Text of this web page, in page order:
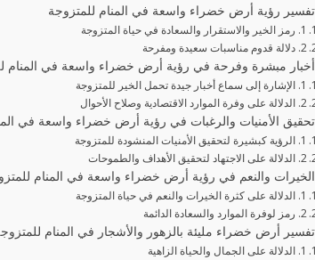
تفسير رؤية أرض خضراء واسعة في المنام للمتزوجة
1. رمز الخير والاستقرار والسعادة في حياة المتزوجة
2. دلالة قدوم مناسبات سعيدة ومفرحة
أخبار مبشرة وفرحة في رؤية أرض خضراء واسعة في المنام
1. الإشارة إلى سماع أخبار جيدة تحمل الخير للمتزوجة
2. الدلالة على وفرة الموارد الاقتصادية وصلاح الأحوال
تحقيق الأمنيات والرغبات في رؤية أرض خضراء واسعة في
1. الرؤية كبشيرة لتحقيق الأمنيات المنشودة للمتزوجة
2. الدلالة على الاجتهاد لتحقيق الأهداف والطموحات
الخيرات والنعم في رؤية أرض خضراء واسعة في المنام
1. الدلالة على كثرة الخيرات والنعم في حياة المتزوجة
2. رمز لوفرة الموارد والسعادة الدائمة
تفسير أرض خضراء مليئة بالزهور والأشجار في المنام
1. الدلالة على الجمال والحياة الزاهية